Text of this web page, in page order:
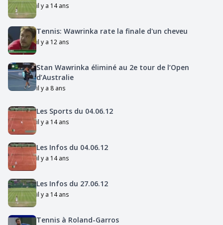
il y a 14 ans
Tennis: Wawrinka rate la finale d'un cheveu
il y a 12 ans
Stan Wawrinka éliminé au 2e tour de l’Open
d’Australie
il y a 8 ans
Les Sports du 04.06.12
il y a 14 ans
Les Infos du 04.06.12
il y a 14 ans
Les Infos du 27.06.12
il y a 14 ans
Tennis à Roland-Garros